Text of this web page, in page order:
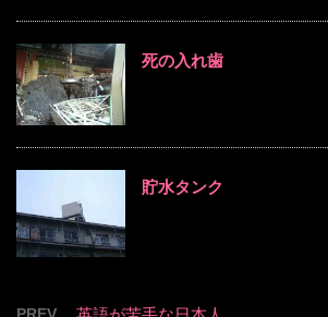
死の入れ歯
貯水タンク
PREV